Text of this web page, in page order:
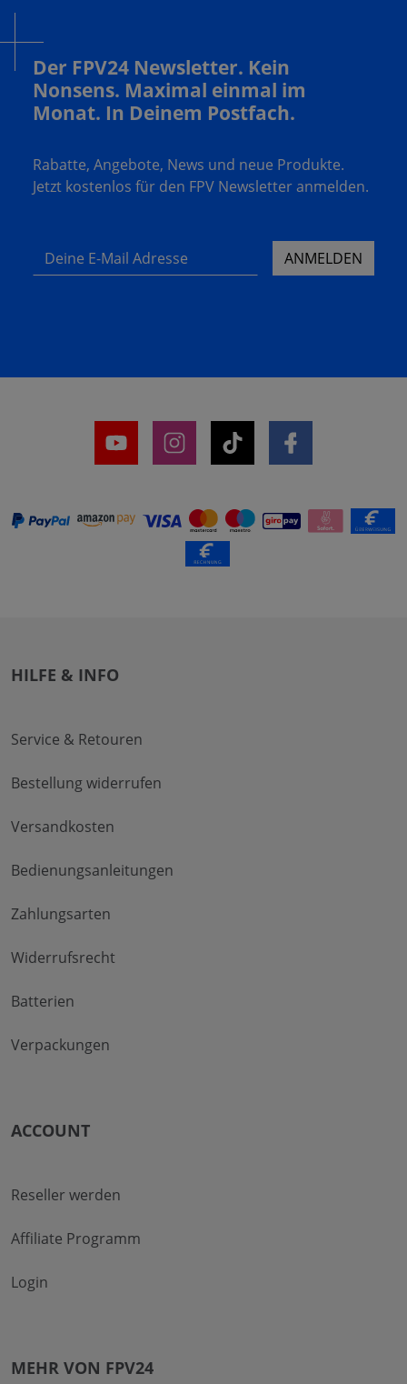
Der FPV24 Newsletter. Kein
Nonsens. Maximal einmal im
Monat. In Deinem Postfach.
Rabatte, Angebote, News und neue Produkte.
Jetzt kostenlos für den FPV Newsletter anmelden.
Deine E-Mail Adresse ANMELDEN
HILFE & INFO
Service & Retouren
Bestellung widerrufen
Versandkosten
Bedienungsanleitungen
Zahlungsarten
Widerrufsrecht
Batterien
Verpackungen
ACCOUNT
Reseller werden
Affiliate Programm
Login
MEHR VON FPV24